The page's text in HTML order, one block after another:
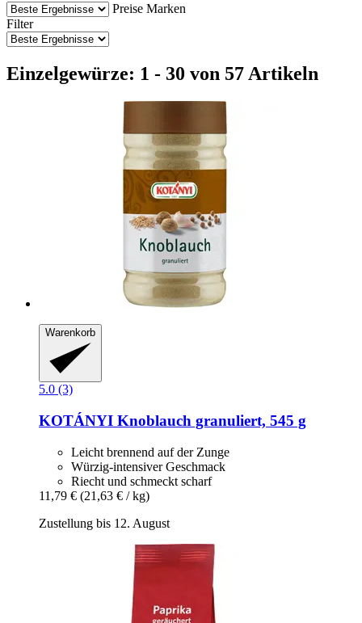
Preise Marken
Filter
Einzelgewürze: 1 - 30 von 57 Artikeln
Warenkorb
5.0 (3)
KOTÁNYI Knoblauch granuliert, 545 g
Leicht brennend auf der Zunge
Würzig-intensiver Geschmack
Riecht und schmeckt scharf
11,79 € (21,63 € / kg)
Zustellung bis 12. August